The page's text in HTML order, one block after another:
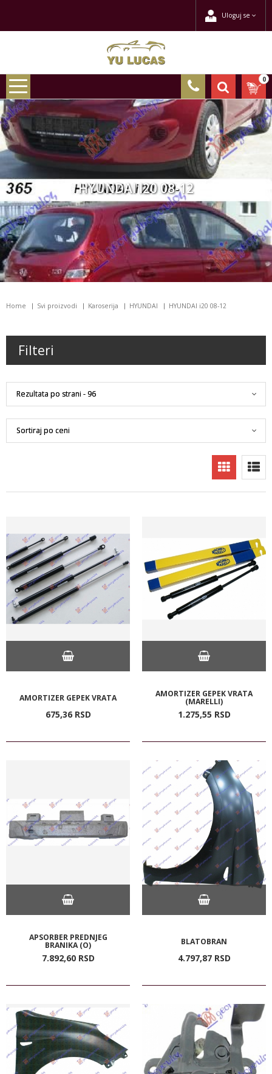
Uloguj se
0
HYUNDAI I20 08-12
Home Svi proizvodi Karoserija HYUNDAI HYUNDAI i20 08-12
Filteri
AMORTIZER GEPEK VRATA
675,36 RSD
AMORTIZER GEPEK VRATA
(MARELLI)
1.275,55 RSD
APSORBER PREDNJEG
BRANIKA (O)
7.892,60 RSD
BLATOBRAN
4.797,87 RSD